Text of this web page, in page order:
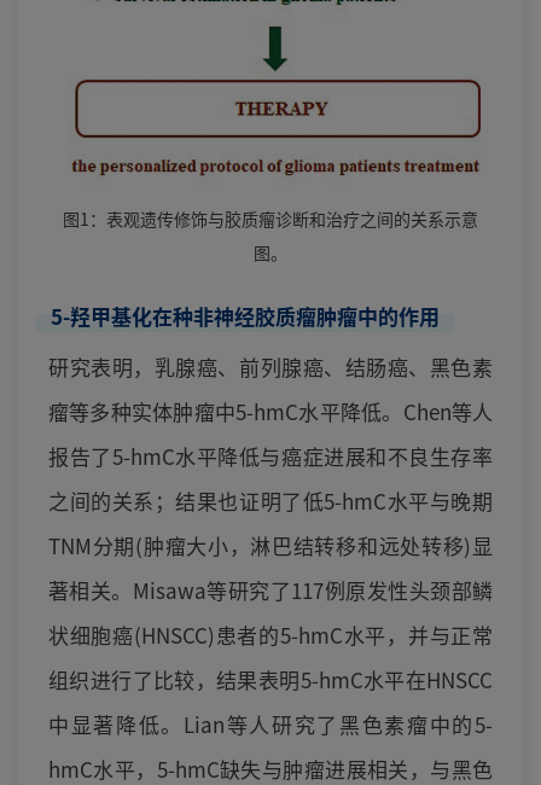
图1：表观遗传修饰与胶质瘤诊断和治疗之间的关系示意
图。
5-羟甲基化在种非神经胶质瘤肿瘤中的作用
研究表明，乳腺癌、前列腺癌、结肠癌、黑色素
瘤等多种实体肿瘤中5-hmC水平降低。Chen等人
报告了5-hmC水平降低与癌症进展和不良生存率
之间的关系；结果也证明了低5-hmC水平与晚期
TNM分期(肿瘤大小，淋巴结转移和远处转移)显
著相关。Misawa等研究了117例原发性头颈部鳞
状细胞癌(HNSCC)患者的5-hmC水平，并与正常
组织进行了比较，结果表明5-hmC水平在HNSCC
中显著降低。Lian等人研究了黑色素瘤中的5-
hmC水平，5-hmC缺失与肿瘤进展相关，与黑色